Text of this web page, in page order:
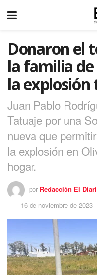
Donaron el
la familia
la explosión
Juan Pablo
Tatuaje por una
nueva que
la explosión en
hogar.
por Redacción El
16 de noviembre de 2023